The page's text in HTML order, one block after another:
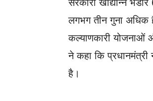
सरकारी खाद्यान्न
लगभग तीन गुना
कल्याणकारी योजनाओं
ने कहा कि प्रधानमंत्री
है।